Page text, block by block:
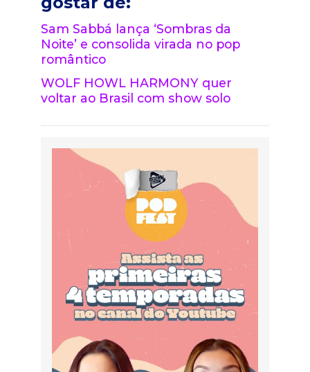
Sam Sabbá lança ‘Sombras da
Noite’ e consolida virada no pop
romântico
WOLF HOWL HARMONY quer
voltar ao Brasil com show solo